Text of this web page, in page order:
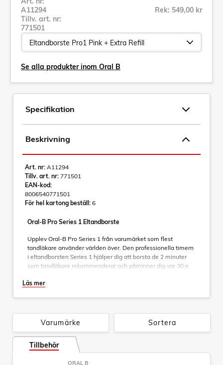
A11294
Tillv. art. nr:
771501
Rek: 549,00 kr
Se alla produkter inom Oral B
Specifikation
Beskrivning
Art. nr: A11294
Tillv. art. nr: 771501
EAN-kod:
8006540771501
För hel kartong beställ: 6
Oral-B Pro Series 1 Eltandborste
Upplev Oral-B Pro Series 1 från varumärket som flest
tandläkare använder världen över. Den professionella timern
i eltandborsten Series 1 hjälper dig att borsta de 2 minuter
som tandläkare rekommenderar och påminner dig var 30:e
behöver flytta runt borsten i munnen gör Oral-B:s unika runda
tandborste, för friskare tandkött, och tar bort ytlig
Med sin proffsiga timer är Oral-B Series 1 en utmärkt
tandborste för alla som vill byta till eltandborste.
Läs mer
Sortera
Varumärke
Tillbehör
ORAL B